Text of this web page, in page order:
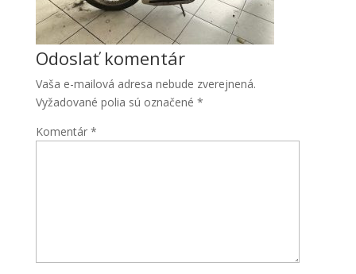
Odoslať komentár
Vaša e-mailová adresa nebude zverejnená.
Vyžadované polia sú označené *
Komentár *